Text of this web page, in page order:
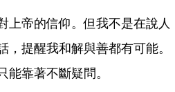
上帝的信仰。但我不是在說人
，提醒我和解與善都有可能。
靠著不斷疑問。